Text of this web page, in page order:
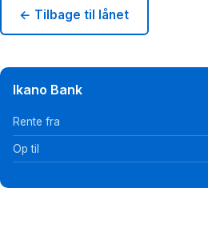
← Tilbage til lånet
Ikano Bank
Rente fra
Op til